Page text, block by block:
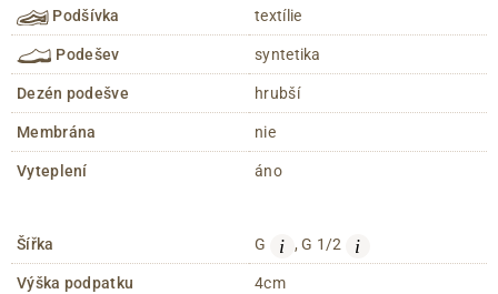
Podšívka textílie
Podešev syntetika
Dezén podešve hrubší
Membrána nie
Vyteplení áno
Šířka G i , G 1/2 i
Výška podpatku 4cm